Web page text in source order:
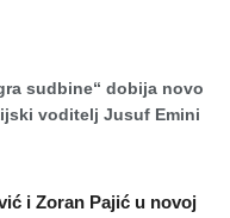
sudbine“ dobija novo
voditelj Jusuf Emini
i Zoran Pajić u novoj